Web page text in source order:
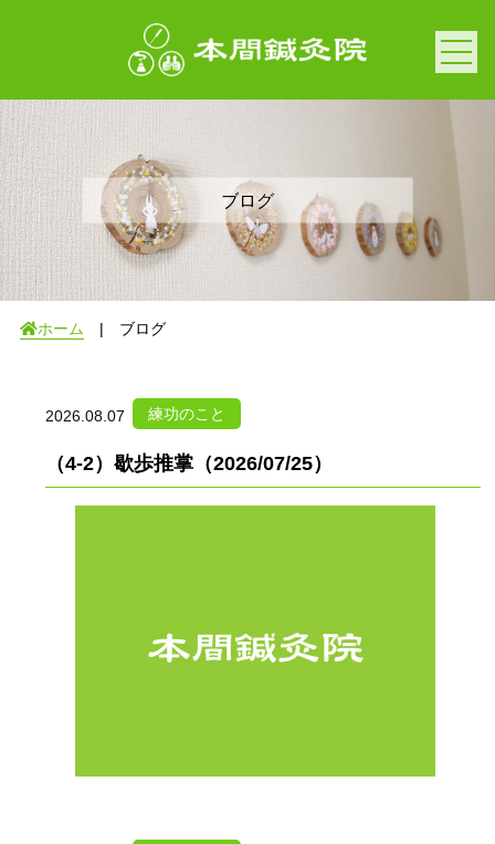
ブログ
ホーム | ブログ
2026.08.07 練功のこと
（4-2）歇歩推掌（2026/07/25）